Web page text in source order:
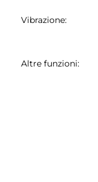
Vibrazione:
Altre funzioni: